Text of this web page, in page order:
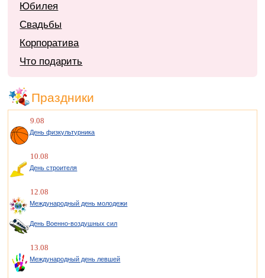
Юбилея
Свадьбы
Корпоратива
Что подарить
Праздники
9.08
День физкультурника
10.08
День строителя
12.08
Международный день молодежи
День Военно-воздушных сил
13.08
Международный день левшей